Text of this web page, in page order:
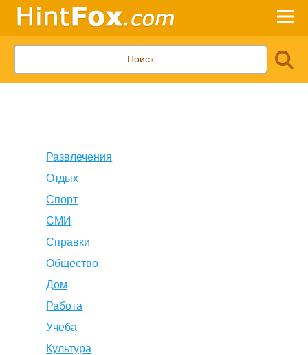
Развлечения
Отдых
Спорт
СМИ
Справки
Общество
Дом
Работа
Учеба
Культура